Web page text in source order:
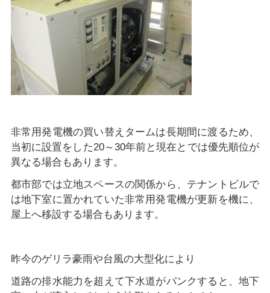
非常用発電機の買い替えタームは長期間に渡るため、
当初に設置をした20～30年前と現在とでは優先順位が
異なる場合もあります。
都市部では立地スペースの関係から、テナントビルで
は地下室に置かれていた非常用発電機が更新を機に、
屋上へ移設する場合もあります。
昨今のゲリラ豪雨や台風の大型化により
道路の排水能力を超えて下水道がパンクすると、地下